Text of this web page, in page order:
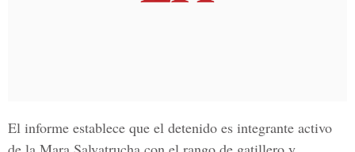
El informe establece que el detenido es integrante activo